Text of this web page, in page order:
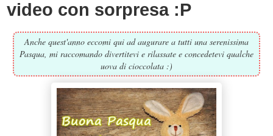
video con sorpresa :P
Anche quest'anno eccomi qui ad augurare a tutti una serenissima
Pasqua, mi raccomando divertitevi e rilassate e concedetevi qualche
uova di cioccolata :)